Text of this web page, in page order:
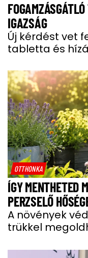
IGAZSÁG
Új kérdést vet
tabletta és
OTTHONKA
ÍGY MENTHETED
PERZSELŐ
A növények
trükkel